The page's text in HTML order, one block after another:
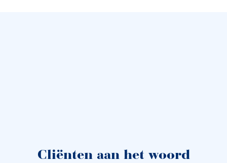
Cliënten aan het woord